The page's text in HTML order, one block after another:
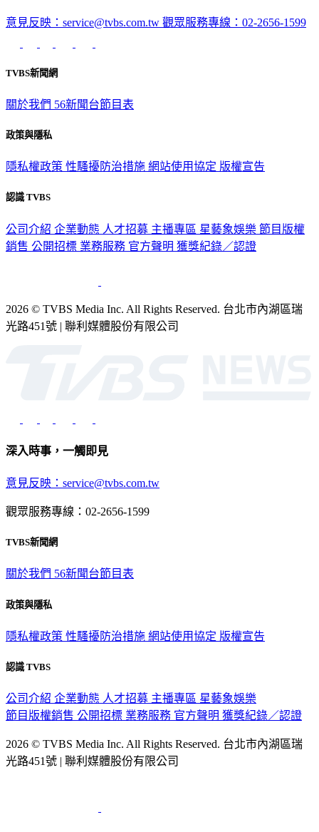
意見反映：service@tvbs.com.tw 觀眾服務專線：02-2656-1599
TVBS新聞網
關於我們 56新聞台節目表
政策與隱私
隱私權政策 性騷擾防治措施 網站使用協定 版權宣告
認識 TVBS
公司介紹 企業動態 人才招募 主播專區 星藝象娛樂 節目版權
銷售 公開招標 業務服務 官方聲明 獲獎紀錄／認證
2026 © TVBS Media Inc. All Rights Reserved. 台北市內湖區瑞
光路451號 | 聯利媒體股份有限公司
深入時事，一觸即見
意見反映：service@tvbs.com.tw
觀眾服務專線：02-2656-1599
TVBS新聞網
關於我們 56新聞台節目表
政策與隱私
隱私權政策 性騷擾防治措施 網站使用協定 版權宣告
認識 TVBS
公司介紹 企業動態 人才招募 主播專區 星藝象娛樂
節目版權銷售 公開招標 業務服務 官方聲明 獲獎紀錄／認證
2026 © TVBS Media Inc. All Rights Reserved. 台北市內湖區瑞
光路451號 | 聯利媒體股份有限公司